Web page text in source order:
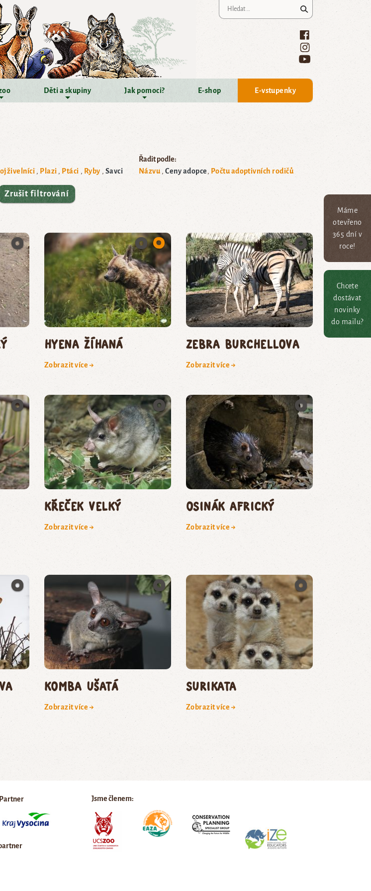
Máme
otevřeno
365 dní v
roce!
Chcete
dostávat
novinky
do mailu?
Děti a skupiny Jak pomoci? E-shop E-vstupenky
Plazi Ptáci Ryby Savci
Řadit podle:
Názvu
Ceny adopce Počtu adoptivních rodičů
Zrušit filtrování
hyena žíhaná
Zobrazit více →
zebra Burchellova
Zobrazit více →
Křeček velký
Zobrazit více →
osinák africký
Zobrazit více →
komba ušatá
Zobrazit více →
surikata
Zobrazit více →
Partner Jsme členem: